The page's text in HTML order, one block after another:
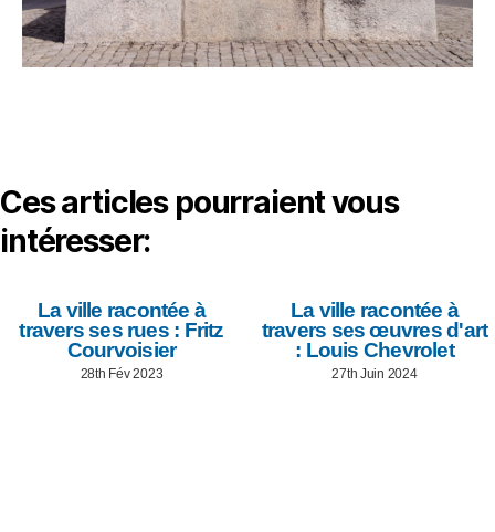
Ces articles pourraient vous
intéresser:
La ville racontée à
travers ses rues : Fritz
Courvoisier
28th Fév 2023
La ville racontée à
travers ses œuvres d'art
: Louis Chevrolet
27th Juin 2024